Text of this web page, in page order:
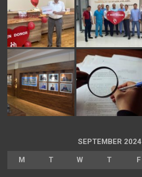
SEPTEMBER 2024
M T W T F